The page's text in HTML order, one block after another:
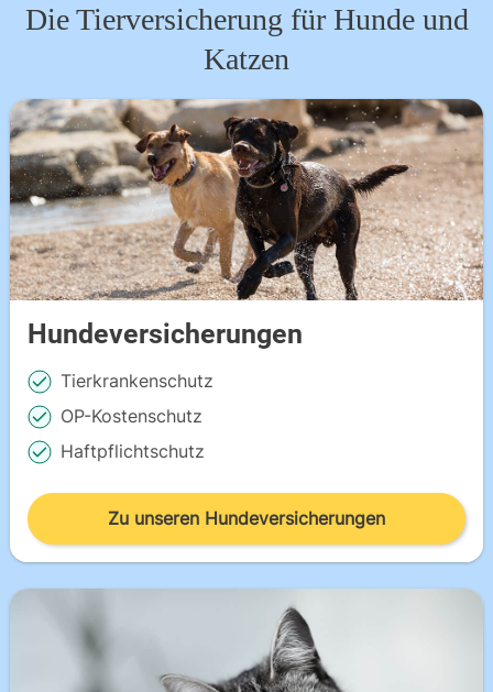
Die Tierversicherung für Hunde und
Katzen
Hundeversicherungen
Tierkrankenschutz
OP-Kostenschutz
Haftpflichtschutz
Zu unseren Hundeversicherungen